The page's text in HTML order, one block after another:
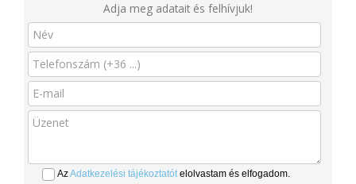
Adja meg adatait és felhívjuk!
AzAdatkezelési tájékoztatótelolvastam és elfogadom.